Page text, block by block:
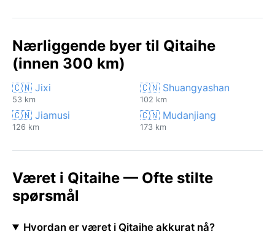
Nærliggende byer til Qitaihe
(innen 300 km)
🇨🇳 Jixi
53 km
🇨🇳 Shuangyashan
102 km
🇨🇳 Jiamusi
126 km
🇨🇳 Mudanjiang
173 km
Været i Qitaihe — Ofte stilte
spørsmål
Hvordan er været i Qitaihe akkurat nå?